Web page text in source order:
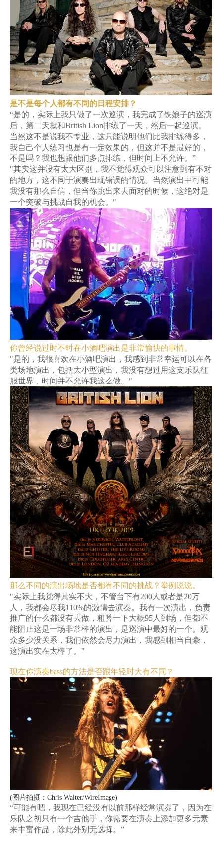
是不是每个人都有不同的日程安排？
“是的，实际上我只做了一次巡演，我完成了铁娘子的巡演
后，第二天就和British Lion排练了一天，然后一起巡演。
当然这不是说我不专业，这只能说明他们比我排练得多，
我自己个人练习也是有一定效果的，但这并不是最好的，
不是吗？我也想跟他们多点排练，但时间上不允许。”
"其实这并没有太大区别，我不觉得观众可以注意到有不对
的地方，这不同于演奏出现错误的情况。当然演出中可能
我没有那么自信，但当你跳出来去面对的时候，这绝对是
一个突破与挑战自我的机会。"
你曾经说过时不时在小酒吧演出是非常愉快的事情。
"是的，我很喜欢在小酒吧演出，我感到非常幸运可以在各
类场地演出，包括大小型演出，我没有想过用这支乐队征
服世界，时间并不允许我这么做。"
那么不同的演出场地是否都有不同的挑战？举例说说。
"实际上我觉得其实不大，不管台下有200人或者是20万
人，我都会尽我110%的激情去演奏。我有一次演出，负责
推广的什么都没有去做，粗算一下大概95人到场，但都不
能阻止这是一场非常棒的演出，是巡演中最好的一个。观
众多少没关系，我们依然会尽力演出，我感到相当自豪，
这演出实在太棒了。"
现在你演奏bass的方法是否跟年轻时大有不同？
(图片拍摄：Chris Walter/WireImage)
“可能有吧，我现在已经没有以前那样经常演奏了，因为在
乐队之初只有一个吉他手，你需要在演奏上添加更多元素
来丰富作品，除此外别无选择。”